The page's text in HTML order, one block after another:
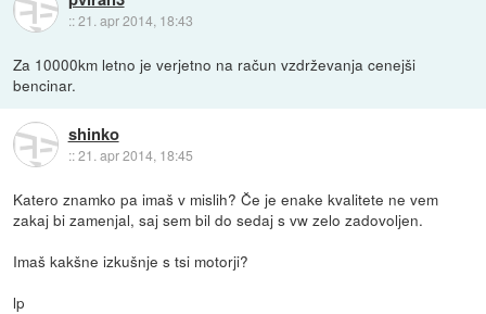
::21. apr 2014, 18:43
Za 10000km letno je verjetno na račun vzdrževanja cenejši
bencinar.
shinko
::21. apr 2014, 18:45
Katero znamko pa imaš v mislih? Če je enake kvalitete ne vem
zakaj bi zamenjal, saj sem bil do sedaj s vw zelo zadovoljen.
Imaš kakšne izkušnje s tsi motorji?
lp